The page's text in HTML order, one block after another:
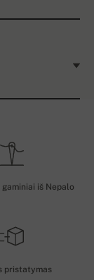
gaminiai iš Nepalo
pristatymas